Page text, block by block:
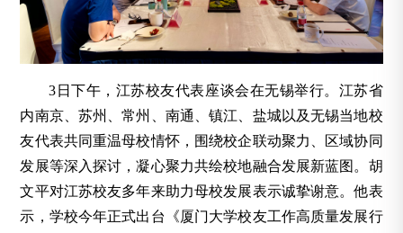
3日下午，江苏校友代表座谈会在无锡举行。江苏省
内南京、苏州、常州、南通、镇江、盐城以及无锡当地校
友代表共同重温母校情怀，围绕校企联动聚力、区域协同
发展等深入探讨，凝心聚力共绘校地融合发展新蓝图。胡
文平对江苏校友多年来助力母校发展表示诚挚谢意。他表
示，学校今年正式出台《厦门大学校友工作高质量发展行